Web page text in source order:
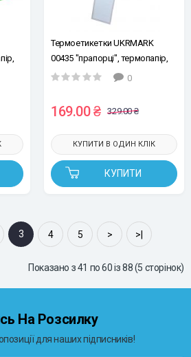
Термоетикетки UKRMARK
00435 "прапорці", термопапір,
Ш:30 х Д:45, рул:100ет, білі
0
169.00 ₴ 329.00 ₴
КУПИТИ
КУПИТИ В ОДИН КЛІК
3 4 5 > >|
Показано з 41 по 60 із 88 (5 сторінок)
На Розсилку
для наших підписників!